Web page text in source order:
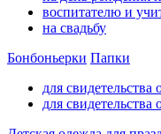
воспитателю и
на свадьбу
Бонбоньерки Папки
для
для свидетельства